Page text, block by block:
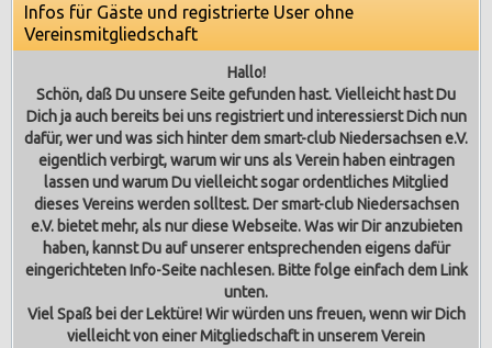
Infos für Gäste und registrierte User ohne
Vereinsmitgliedschaft
Hallo!
Schön, daß Du unsere Seite gefunden hast. Vielleicht hast Du
Dich ja auch bereits bei uns registriert und interessierst Dich nun
dafür, wer und was sich hinter dem smart-club Niedersachsen e.V.
eigentlich verbirgt, warum wir uns als Verein haben eintragen
lassen und warum Du vielleicht sogar ordentliches Mitglied
dieses Vereins werden solltest. Der smart-club Niedersachsen
e.V. bietet mehr, als nur diese Webseite. Was wir Dir anzubieten
haben, kannst Du auf unserer entsprechenden eigens dafür
eingerichteten Info-Seite nachlesen. Bitte folge einfach dem Link
unten.
Viel Spaß bei der Lektüre! Wir würden uns freuen, wenn wir Dich
vielleicht von einer Mitgliedschaft in unserem Verein